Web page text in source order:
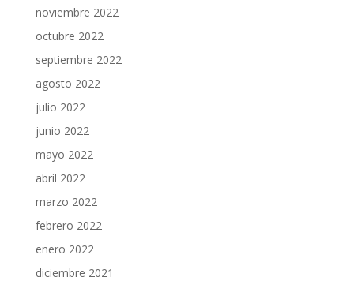
noviembre 2022
octubre 2022
septiembre 2022
agosto 2022
julio 2022
junio 2022
mayo 2022
abril 2022
marzo 2022
febrero 2022
enero 2022
diciembre 2021